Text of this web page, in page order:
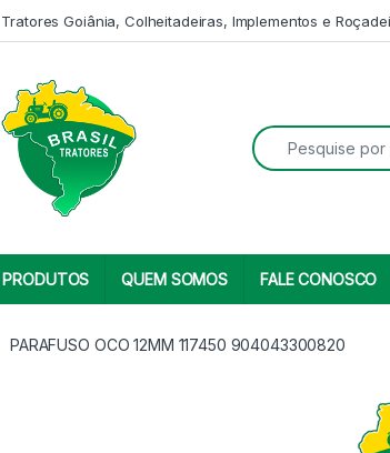
Goiânia, Colheitadeiras, Implementos e
Search for:
PRODUTOS QUEM SOMOS FALE CONOSCO
PARAFUSO OCO 12MM 117450 904043300820